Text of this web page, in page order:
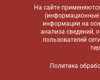
На сайте
(информационные
информации на
анализа сведений,
пользователей
Политика